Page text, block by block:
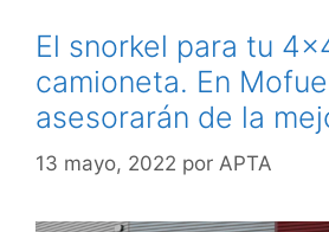
El snorkel para tu
camioneta. En
asesorarán de la
13 mayo, 2022 por APTA